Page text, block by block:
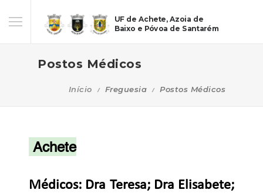
UF de Achete, Azoia de
Baixo e Póvoa de Santarém
Postos Médicos
Início Freguesia Postos Médicos
Achete
Médicos: Dra Teresa; Dra Elisabete;